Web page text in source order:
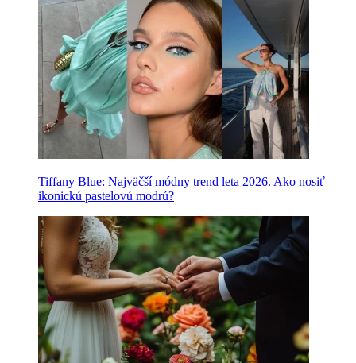
Tiffany Blue: Najväčší módny trend leta 2026. Ako nosiť
ikonickú pastelovú modrú?